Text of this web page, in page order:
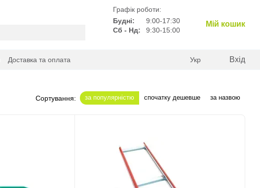
Графік роботи:
Будні:
9:00-17:30
Сб - Нд:
9:30-15:00
Мій кошик
Доставка та оплата Укр Вхід
Сортування: за популярністю спочатку дешевше за назвою